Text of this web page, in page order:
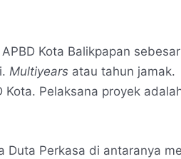
Kota Balikpapan
Multiyears atau tahun jamak.
Kota. Pelaksana proyek
Duta Perkasa di antaranya